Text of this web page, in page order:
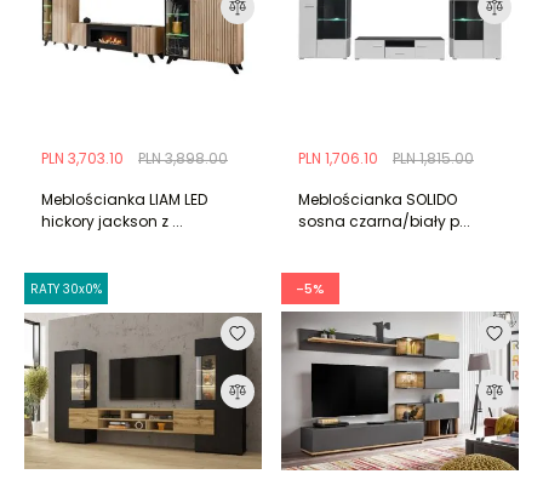
PLN 3,898.00
PLN 3,703.10
Meblościanka LIAM LED
hickory jackson z ...
PLN 1,815.00
PLN 1,706.10
Meblościanka SOLIDO
sosna czarna/biały p...
RATY 30x0% -5%